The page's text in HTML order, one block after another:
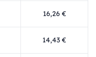
16,26 €
14,43 €